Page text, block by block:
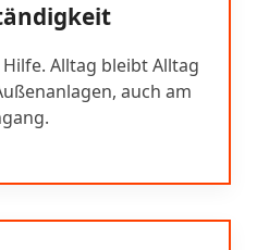
Alltag bleibt Alltag
auch am